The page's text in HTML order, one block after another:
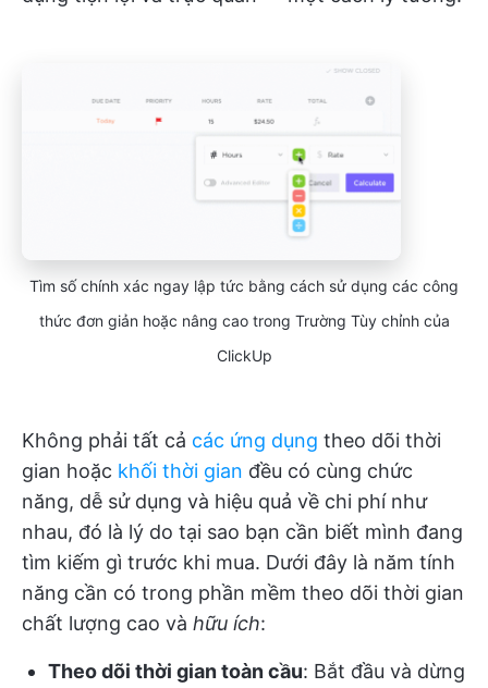
Tìm số chính xác ngay lập tức bằng cách sử dụng các công
thức đơn giản hoặc nâng cao trong Trường Tùy chỉnh của
ClickUp
Không phải tất cả các ứng dụng theo dõi thời
gian hoặc khối thời gian đều có cùng chức
năng, dễ sử dụng và hiệu quả về chi phí như
nhau, đó là lý do tại sao bạn cần biết mình đang
tìm kiếm gì trước khi mua. Dưới đây là năm tính
năng cần có trong phần mềm theo dõi thời gian
chất lượng cao và hữu ích:
Theo dõi thời gian toàn cầu: Bắt đầu và dừng